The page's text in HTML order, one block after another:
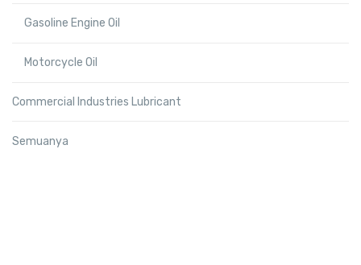
Gasoline Engine Oil
Motorcycle Oil
Commercial Industries Lubricant
Semuanya